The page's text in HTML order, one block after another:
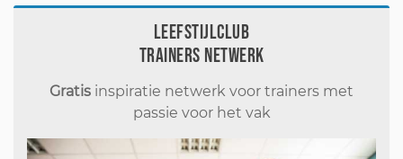
Leefstijlclub
Trainers Netwerk
Gratis inspiratie netwerk voor trainers met
passie voor het vak